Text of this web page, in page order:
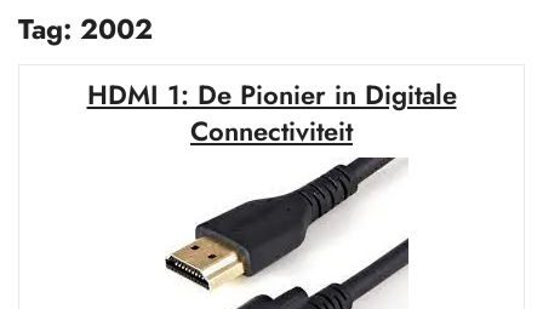
Tag: 2002
HDMI 1: De Pionier in Digitale
Connectiviteit